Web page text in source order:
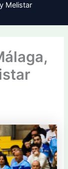
Melistar